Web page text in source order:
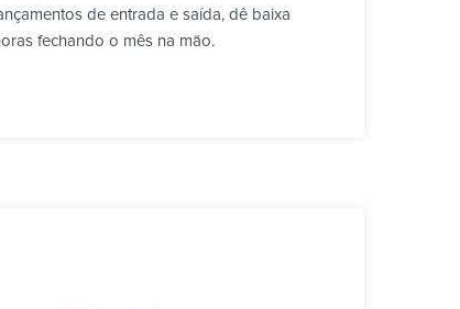
de entrada e saída, dê baixa
fechando o mês na mão.